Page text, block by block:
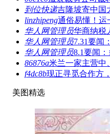
到位快递吉隆坡寄中国
linzhipeng通俗易懂！运
华人网管理员华商纳税
华人网管理员7.31要闻
华人网管理员8.1要闻
86876a米兰一家主营中
f4dc8b现正寻觅合作方
美图精选